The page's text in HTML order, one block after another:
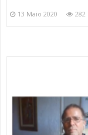
13 Maio 2020 282